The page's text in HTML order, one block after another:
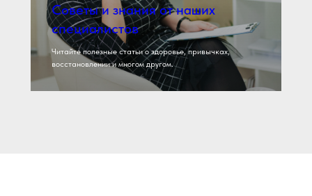
Советы и знания от наших
специалистов
Читайте полезные статьи о здоровье, привычках,
восстановлении и многом другом.